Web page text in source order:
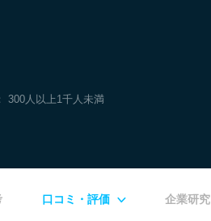
300人以上1千人未満
口コミ・評価 企業研究